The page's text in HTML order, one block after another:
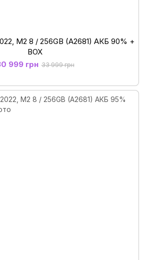
М2 8 / 256GB (A2681) АКБ 90% +
BOX
999 грн 33 999 грн